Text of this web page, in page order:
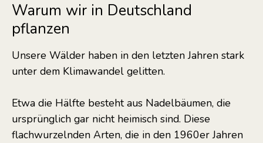
Warum wir in Deutschland
pflanzen
Unsere Wälder haben in den letzten Jahren stark
unter dem Klimawandel gelitten.
Etwa die Hälfte besteht aus Nadelbäumen, die
ursprünglich gar nicht heimisch sind. Diese
flachwurzelnden Arten, die in den 1960er Jahren